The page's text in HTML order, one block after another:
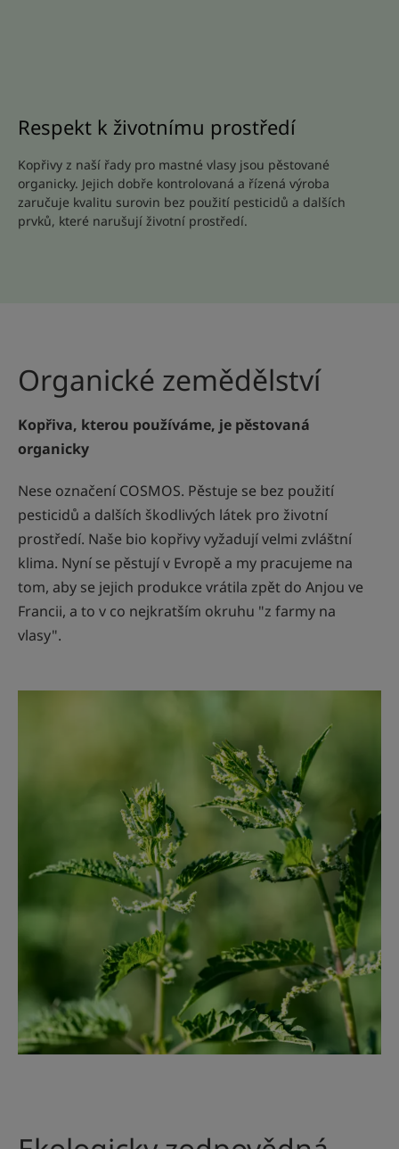
Respekt k životnímu prostředí
Kopřivy z naší řady pro mastné vlasy jsou pěstované
organicky. Jejich dobře kontrolovaná a řízená výroba
zaručuje kvalitu surovin bez použití pesticidů a dalších
prvků, které narušují životní prostředí.
Organické zemědělství
Kopřiva, kterou používáme, je pěstovaná
organicky
Nese označení COSMOS. Pěstuje se bez použití
pesticidů a dalších škodlivých látek pro životní
prostředí. Naše bio kopřivy vyžadují velmi zvláštní
klima. Nyní se pěstují v Evropě a my pracujeme na
tom, aby se jejich produkce vrátila zpět do Anjou ve
Francii, a to v co nejkratším okruhu "z farmy na
vlasy".